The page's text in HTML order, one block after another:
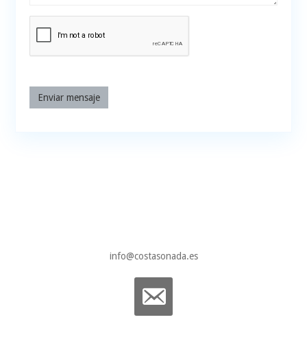
Enviar mensaje
info@costasonada.es